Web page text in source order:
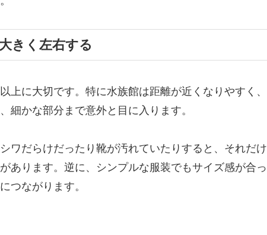
きく左右する
上に大切です。特に水族館は距離が近くなりやすく、
細かな部分まで意外と目に入ります。
ワだらけだったり靴が汚れていたりすると、それだけ
あります。逆に、シンプルな服装でもサイズ感が合っ
つながります。